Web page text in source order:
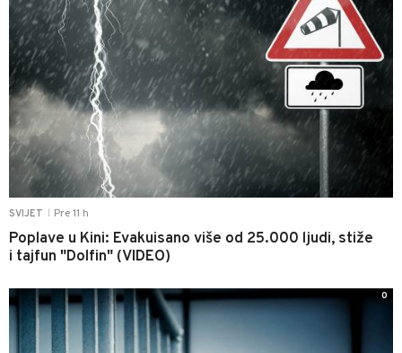
SVIJET Pre 11 h
Poplave u Kini: Evakuisano više od 25.000 ljudi, stiže
i tajfun "Dolfin" (VIDEO)
0